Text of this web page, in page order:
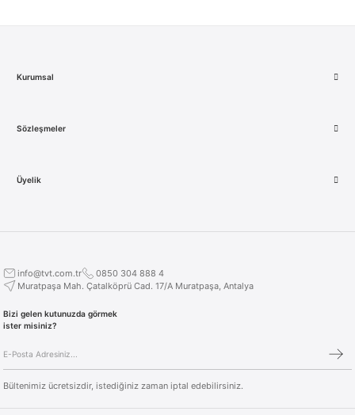
Kurumsal
Sözleşmeler
Üyelik
info@tvt.com.tr
0850 304 888 4
Muratpaşa Mah. Çatalköprü Cad. 17/A Muratpaşa, Antalya
Bizi gelen kutunuzda görmek
ister misiniz?
Bültenimiz ücretsizdir, istediğiniz zaman iptal edebilirsiniz.